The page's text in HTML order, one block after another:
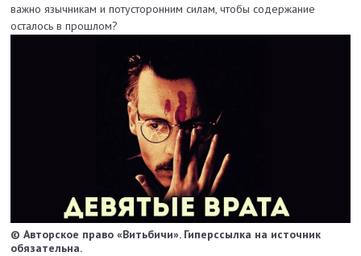
важно язычникам и потусторонним силам, чтобы содержание
осталось в прошлом?
© Авторское право «Витьбичи». Гиперссылка на источник
обязательна.